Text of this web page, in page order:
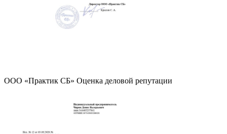
ООО «Практик СБ» Оценка деловой репутации